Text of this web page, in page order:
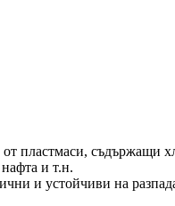
пластмаси, съдържащи
и т.н.
и устойчиви на